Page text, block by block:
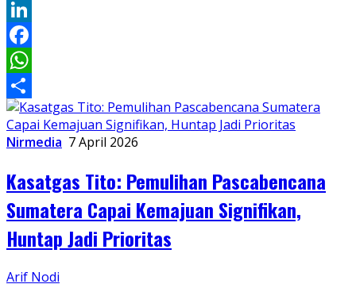
Twitter
LinkedIn
Facebook
WhatsApp
Share
Nirmedia 7 April 2026
Kasatgas Tito: Pemulihan Pascabencana
Sumatera Capai Kemajuan Signifikan,
Huntap Jadi Prioritas
Arif Nodi